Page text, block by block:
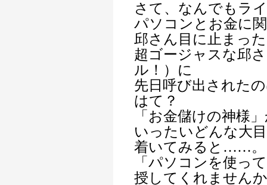
さて、なんでもラ
パソコンとお金に
邱さん目に止まっ
超ゴージャスな邱
ル！）に
先日呼び出された
はて？
「お金儲けの神様
いったいどんな大
着いてみると……。
「パソコンを使っ
授してくれません